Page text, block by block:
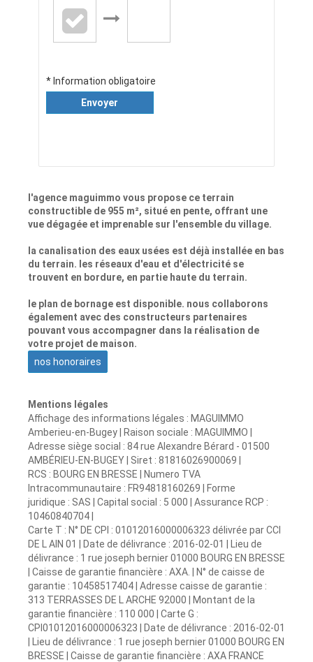
* Information obligatoire
Envoyer
l'agence maguimmo vous propose ce terrain
constructible de 955 m², situé en pente, offrant une
vue dégagée et imprenable sur l'ensemble du village.
la canalisation des eaux usées est déjà installée en bas
du terrain. les réseaux d'eau et d'électricité se
trouvent en bordure, en partie haute du terrain.
le plan de bornage est disponible. nous collaborons
également avec des constructeurs partenaires
pouvant vous accompagner dans la réalisation de
votre projet de maison.
nos honoraires
Mentions légales
Affichage des informations légales : MAGUIMMO
Amberieu-en-Bugey | Raison sociale : MAGUIMMO |
Adresse siège social : 84 rue Alexandre Bérard - 01500
AMBÉRIEU-EN-BUGEY | Siret : 81816026900069 |
RCS : BOURG EN BRESSE | Numero TVA
Intracommunautaire : FR94818160269 | Forme
juridique : SAS | Capital social : 5 000 | Assurance RCP :
10460840704 |
Carte T : N° DE CPI : 01012016000006323 délivrée par CCI
DE L AIN 01 | Date de délivrance : 2016-02-01 | Lieu de
délivrance : 1 rue joseph bernier 01000 BOURG EN BRESSE
| Caisse de garantie financière : AXA. | N° de caisse de
garantie : 10458517404 | Adresse caisse de garantie :
313 TERRASSES DE L ARCHE 92000 | Montant de la
garantie financière : 110 000 | Carte G :
CPI01012016000006323 | Date de délivrance : 2016-02-01
| Lieu de délivrance : 1 rue joseph bernier 01000 BOURG EN
BRESSE | Caisse de garantie financière : AXA FRANCE